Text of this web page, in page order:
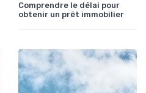
Comprendre le délai pour
obtenir un prêt immobilier